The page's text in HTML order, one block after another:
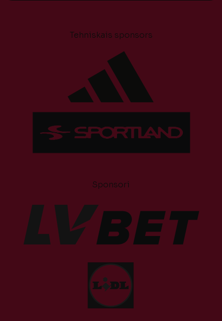
Tehniskais sponsors
Sponsori